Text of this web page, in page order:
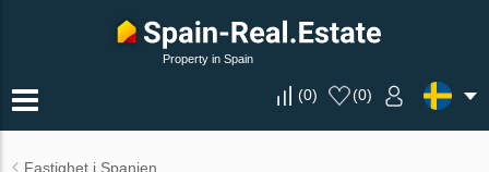
Property in Spain
(0) (0)
Fastighet i Spanien